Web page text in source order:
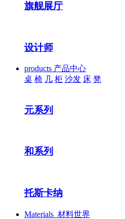
旗舰展厅
设计师
products 产品中心
桌 椅 几 柜 沙发 床 凳
元系列
和系列
托斯卡纳
Materials 材料世界